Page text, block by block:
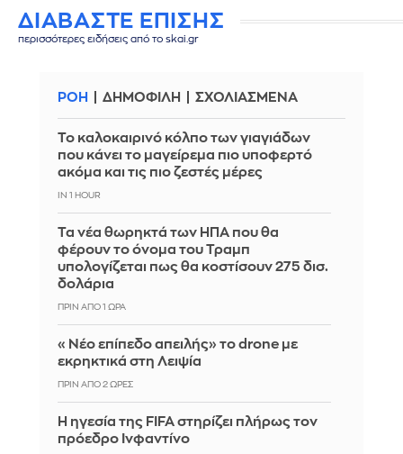
ΔΙΑΒΑΣΤΕ ΕΠΙΣΗΣ
περισσότερες ειδήσεις από το skai.gr
ΡΟΗ ΔΗΜΟΦΙΛΗ ΣΧΟΛΙΑΣΜΕΝΑ
Το καλοκαιρινό κόλπο των γιαγιάδων
που κάνει το μαγείρεμα πιο υποφερτό
ακόμα και τις πιο ζεστές μέρες
IN 1 HOUR
Τα νέα θωρηκτά των ΗΠΑ που θα
φέρουν το όνομα του Τραμπ
υπολογίζεται πως θα κοστίσουν 275 δισ.
δολάρια
ΠΡΙΝ ΑΠΌ 1 ΏΡΑ
«Νέο επίπεδο απειλής» το drone με
εκρηκτικά στη Λειψία
ΠΡΙΝ ΑΠΌ 2 ΏΡΕΣ
Η ηγεσία της FIFA στηρίζει πλήρως τον
πρόεδρο Ινφαντίνο